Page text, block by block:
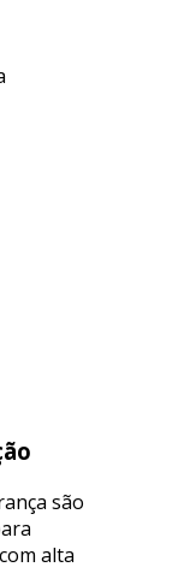
são
alta